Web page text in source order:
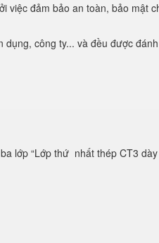
việc đảm bảo an toàn, bảo mật
công ty... và đều được
lớp “Lớp thứ nhất thép CT3